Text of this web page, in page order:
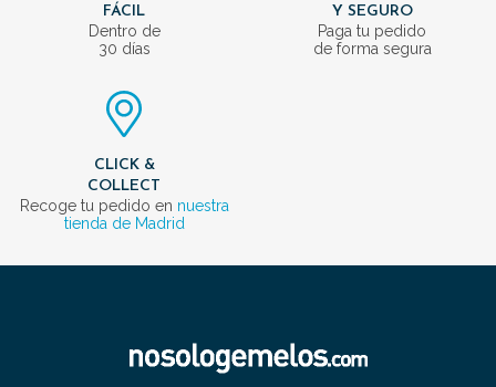
FÁCIL
Dentro de
30 días
Y SEGURO
Paga tu pedido
de forma segura
CLICK &
COLLECT
Recoge tu pedido en nuestra
tienda de Madrid